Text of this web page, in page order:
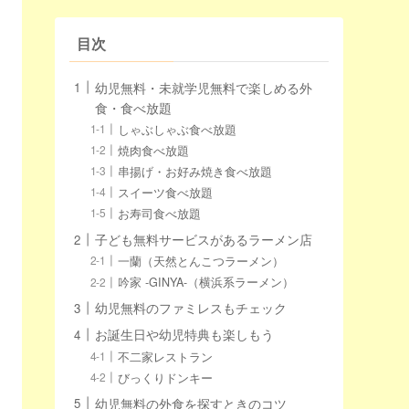
目次
幼児無料・未就学児無料で楽しめる外
食・食べ放題
しゃぶしゃぶ食べ放題
焼肉食べ放題
串揚げ・お好み焼き食べ放題
スイーツ食べ放題
お寿司食べ放題
子ども無料サービスがあるラーメン店
一蘭（天然とんこつラーメン）
吟家 -GINYA-（横浜系ラーメン）
幼児無料のファミレスもチェック
お誕生日や幼児特典も楽しもう
不二家レストラン
びっくりドンキー
幼児無料の外食を探すときのコツ